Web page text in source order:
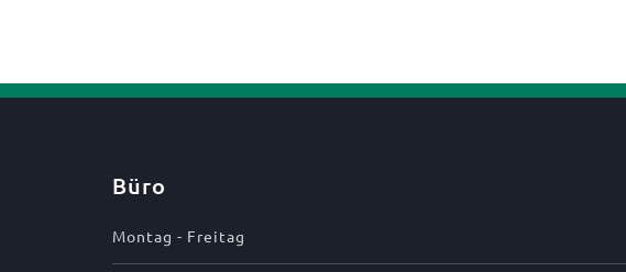
Büro
Montag - Freitag